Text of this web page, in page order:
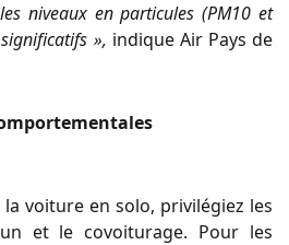
niveaux en particules (PM10 et
ficatifs », indique Air Pays de
la voiture en solo, privilégiez les
et le covoiturage. Pour les